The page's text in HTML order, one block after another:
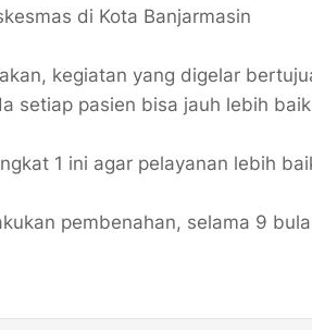
di Kota Banjarmasin
kegiatan yang digelar
setiap pasien bisa jauh lebih
1 ini agar pelayanan lebih
pembenahan, selama 9